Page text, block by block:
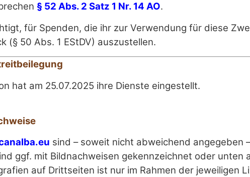
§ 52 Abs. 2 Satz 1 Nr. 14 AO.
für Spenden, die ihr zur Verwendung für diese
(§ 50 Abs. 1 EStDV) auszustellen.
hat am 25.07.2025 ihre Dienste eingestellt.
sind – soweit nicht abweichend angegeben
ggf. mit Bildnachweisen gekennzeichnet oder
auf Drittseiten ist nur im Rahmen der jeweiligen